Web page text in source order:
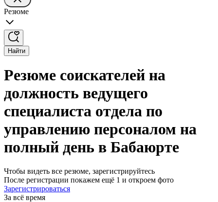
Резюме
Найти
Резюме соискателей на
должность ведущего
специалиста отдела по
управлению персоналом на
полный день в Бабаюрте
Чтобы видеть все резюме, зарегистрируйтесь
После регистрации покажем ещё 1 и откроем фото
Зарегистрироваться
За всё время